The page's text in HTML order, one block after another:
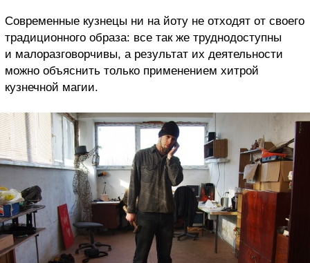
Современные кузнецы ни на йоту не отходят от своего
традиционного образа: все так же труднодоступны
и малоразговорчивы, а результат их деятельности
можно объяснить только применением хитрой
кузнечной магии.